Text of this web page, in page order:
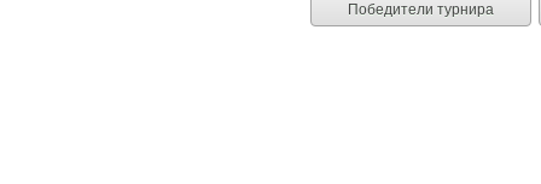
Победители турнира